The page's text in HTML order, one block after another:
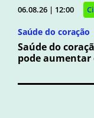
06.08.26 | 12:00
Saúde do coração
Saúde do
pode aumentar